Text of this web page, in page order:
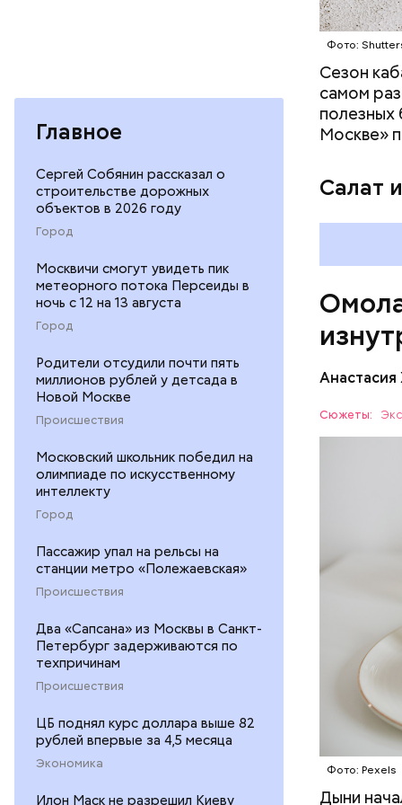
Главное
Сергей Собянин рассказал о
строительстве дорожных
объектов в 2026 году
Город
Москвичи смогут увидеть пик
метеорного потока Персеиды в
ночь с 12 на 13 августа
Город
Родители отсудили почти пять
миллионов рублей у детсада в
Новой Москве
Происшествия
Московский школьник победил на
олимпиаде по искусственному
интеллекту
Город
Пассажир упал на рельсы на
станции метро «Полежаевская»
Происшествия
Два «Сапсана» из Москвы в Санкт-
Петербург задерживаются по
техпричинам
Происшествия
ЦБ поднял курс доллара выше 82
рублей впервые за 4,5 месяца
Экономика
Илон Маск не разрешил Киеву
Фото:
Сезон
самом
полезных
Москве»
Салат
Сюжеты:
Фото: Pexels
Дыни
Дыня
кожи;
плода.
ряда
лютеин
наше
калий
По
щавель в